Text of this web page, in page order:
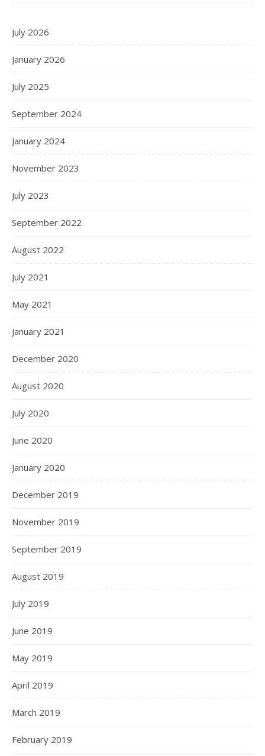
July 2026
January 2026
July 2025
September 2024
January 2024
November 2023
July 2023
September 2022
August 2022
July 2021
May 2021
January 2021
December 2020
August 2020
July 2020
June 2020
January 2020
December 2019
November 2019
September 2019
August 2019
July 2019
June 2019
May 2019
April 2019
March 2019
February 2019